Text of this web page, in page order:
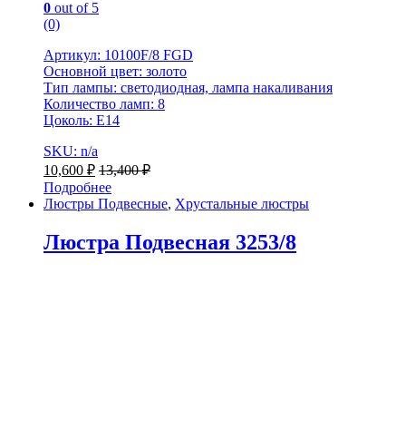
0 out of 5
(0)
Артикул: 10100F/8 FGD
Основной цвет: золото
Тип лампы: светодиодная, лампа накаливания
Количество ламп: 8
Цоколь: Е14
SKU: n/a
10,600 ₽ 13,400₽
Подробнее
Люстры Подвесные, Хрустальные люстры
Люстра Подвесная 3253/8